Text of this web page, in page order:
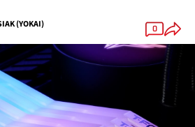
(YOKAI)
0